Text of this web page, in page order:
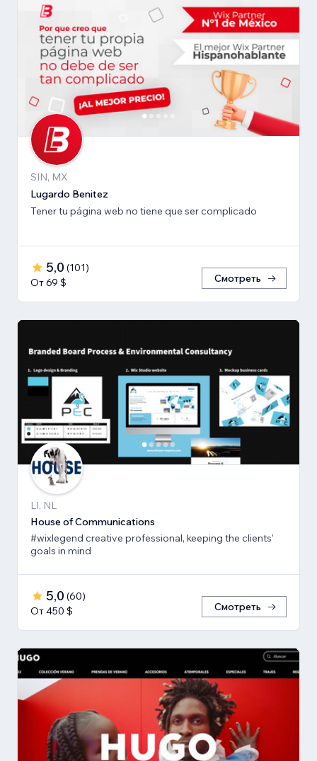
SIN, MX
Lugardo Benitez
Tener tu página web no tiene que ser complicado
5,0 (101)
От 69 $
Смотреть
LI, NL
House of Communications
#wixlegend creative professional, keeping the clients'
goals in mind
5,0 (60)
От 450 $
Смотреть